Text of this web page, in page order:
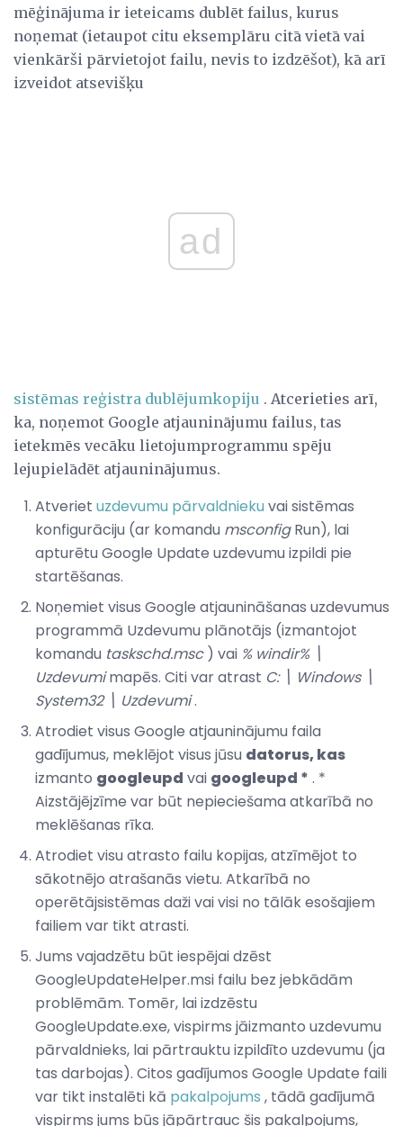
mēģinājuma ir ieteicams dublēt failus, kurus
noņemat (ietaupot citu eksemplāru citā vietā vai
vienkārši pārvietojot failu, nevis to izdzēšot), kā arī
izveidot atsevišķu
ad
sistēmas reģistra dublējumkopiju . Atcerieties arī,
ka, noņemot Google atjauninājumu failus, tas
ietekmēs vecāku lietojumprogrammu spēju
lejupielādēt atjauninājumus.
Atveriet uzdevumu pārvaldniekuvai sistēmas
konfigurāciju (ar komandu msconfigRun), lai
apturētu Google Update uzdevumu izpildi pie
startēšanas.
Noņemiet visus Google atjaunināšanas uzdevumus
programmā Uzdevumu plānotājs (izmantojot
komandu taskschd.msc) vai % windir% \
Uzdevumimapēs. Citi var atrast C: \ Windows \
System32 \ Uzdevumi.
Atrodiet visus Google atjauninājumu faila
gadījumus, meklējot visus jūsu datorus, kas
izmanto googleupd vai googleupd * . *
Aizstājējzīme var būt nepieciešama atkarībā no
meklēšanas rīka.
Atrodiet visu atrasto failu kopijas, atzīmējot to
sākotnējo atrašanās vietu. Atkarībā no
operētājsistēmas daži vai visi no tālāk esošajiem
failiem var tikt atrasti.
Jums vajadzētu būt iespējai dzēst
GoogleUpdateHelper.msi failu bez jebkādām
problēmām. Tomēr, lai izdzēstu
GoogleUpdate.exe, vispirms jāizmanto uzdevumu
pārvaldnieks, lai pārtrauktu izpildīto uzdevumu (ja
tas darbojas). Citos gadījumos Google Update faili
var tikt instalēti kā pakalpojums , tādā gadījumā
vispirms jums būs jāpārtrauc šis pakalpojums,